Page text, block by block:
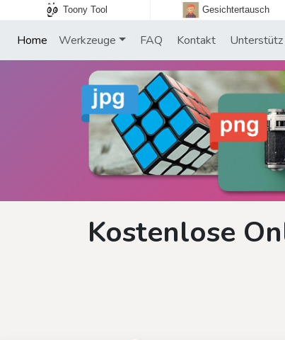
Toony Tool Gesichtertausch
Home Werkzeuge FAQ Kontakt Unterstütz
Kostenlose